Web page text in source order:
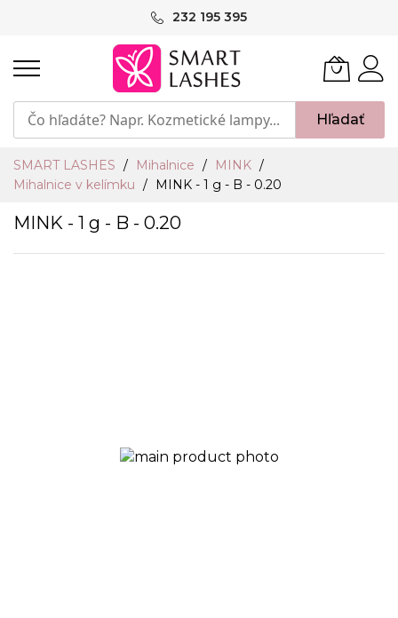
232 195 395
Hľadať
SMART LASHES Mihalnice
MINK
Mihalnice v kelímku
MINK - 1 g - B - 0.20
MINK - 1 g - B - 0.20